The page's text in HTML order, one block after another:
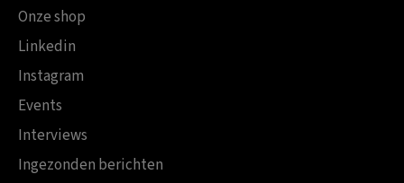
Onze shop
Linkedin
Instagram
Events
Interviews
Ingezonden berichten